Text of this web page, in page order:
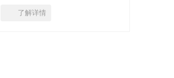
±0.5℃，适用环境：室内，无风环境
了解详情